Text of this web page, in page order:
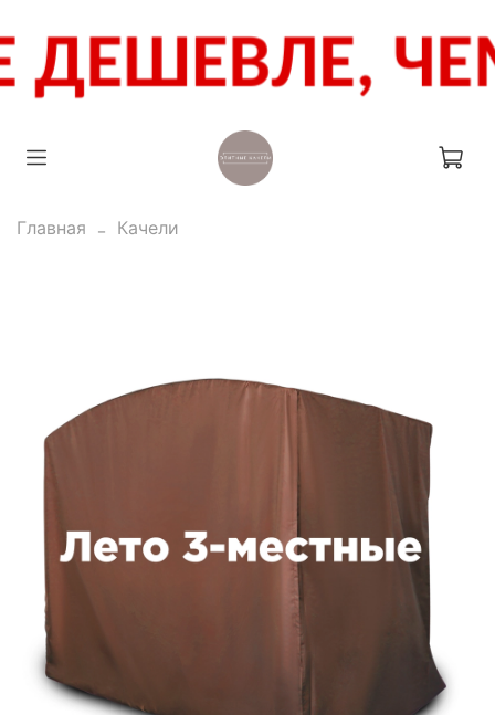
Главная Качели